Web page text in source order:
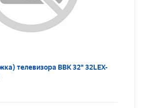
телевизора BBK 32" 32LEX-